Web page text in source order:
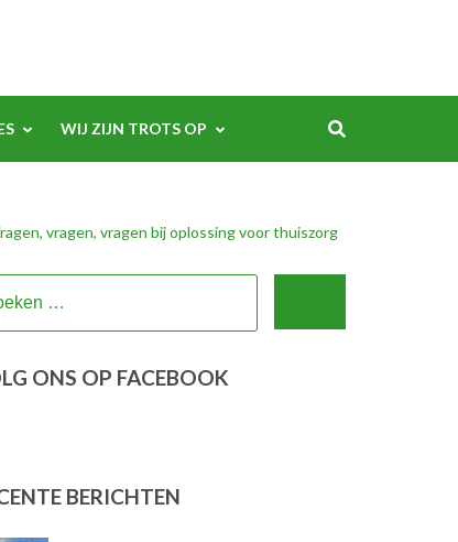
WIJ ZIJN TROTS OP
vragen, vragen bij oplossing voor thuiszorg
ONS OP FACEBOOK
BERICHTEN